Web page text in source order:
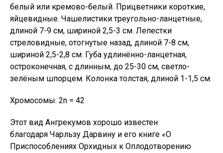
белый или кремово-белый. Прицветники короткие,
яйцевидные. Чашелистики треугольно-ланцетные,
длиной 7-9 см, шириной 2,5-3 см. Лепестки
стреловидные, отогнутые назад, длиной 7-8 см,
шириной 2,5-2,8 см. Губа удлинённо-ланцетная,
остроконечная, с длинным, до 25-30 см, светло-
зелёным шпорцем. Колонка толстая, длиной 1-1,5 см.
Хромосомы: 2n = 42
Этот вид Ангрекумов хорошо известен
благодаря Чарльзу Дарвину и его книге «О
Приспособлениях Орхидных к Оплодотворению